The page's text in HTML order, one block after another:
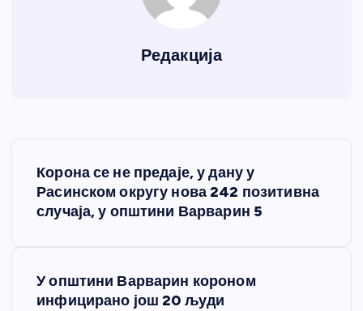
Редакција
Корона се не предаје, у дану у
Расинском округу нова 242 позитивна
случаја, у општини Варварин 5
У општини Варварин короном
инфицирано још 20 људи